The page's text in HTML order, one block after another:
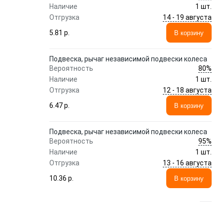
Наличие
1 шт.
Отгрузка
14 - 19 августа
5.81 p.
В корзину
Подвеска, рычаг независимой подвески колеса
Вероятность
80%
Наличие
1 шт.
Отгрузка
12 - 18 августа
6.47 p.
В корзину
Подвеска, рычаг независимой подвески колеса
Вероятность
95%
Наличие
1 шт.
Отгрузка
13 - 16 августа
10.36 p.
В корзину